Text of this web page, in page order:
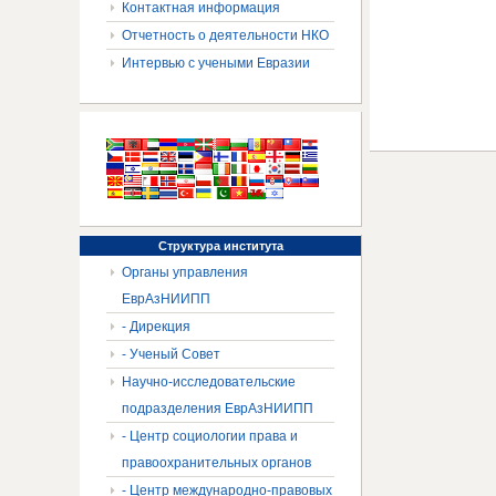
Контактная информация
Отчетность о деятельности НКО
Интервью с учеными Евразии
Структураинститута
Органы управления
ЕврАзНИИПП
- Дирекция
- Ученый Совет
Научно-исследовательские
подразделения ЕврАзНИИПП
- Центр социологии права и
правоохранительных органов
- Центр международно-правовых